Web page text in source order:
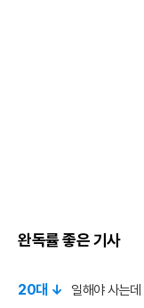
완독률 좋은 기사
20대 ↓ 일해야 사는